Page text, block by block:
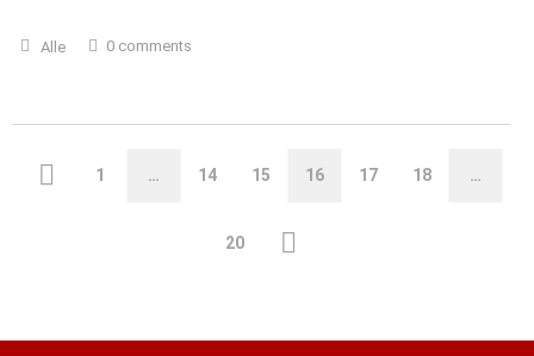
Alle 0 comments
1 … 14 15 16 17 18 …
20